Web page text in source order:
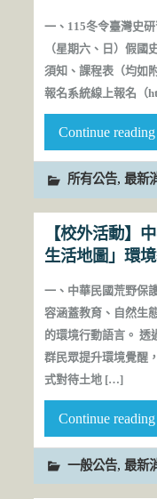
一、115冬令臺灣史
（星期六、日）假國
須知、課程表（均如
報名系統線上報名（
Continue reading
所有公告, 最新
【校外活動】
生活地圖」環
一、中華民國荒野保
容涵蓋教育、自然生
的環境行動語言。 透
群民眾提升環境覺醒
式對待土地 […]
Continue reading
一般公告, 最新